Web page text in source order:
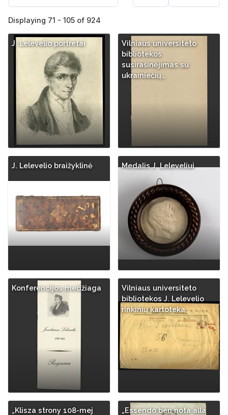
Displaying 71 - 105 of 924
J. Lelevelio portretai
Vilniaus universiteto
bibliotekos
susirašinėjimas su
ukrainiečių…
J. Lelevelio braižyklinė Medalis J. Leleveliui
Konferencijos medžiaga
Vilniaus universiteto
bibliotekos J. Lelevelio
rinkinių kartoteka
„Klisza strony 108-mej
„Essendo ben nota alla